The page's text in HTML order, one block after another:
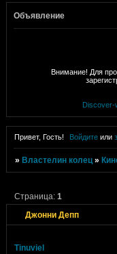
Объявление
Внимание! Для
Discover-
Привет, Гость! Войдите или
» Властелин колец »
Джонни Депп
Страница:1
Tinuviel